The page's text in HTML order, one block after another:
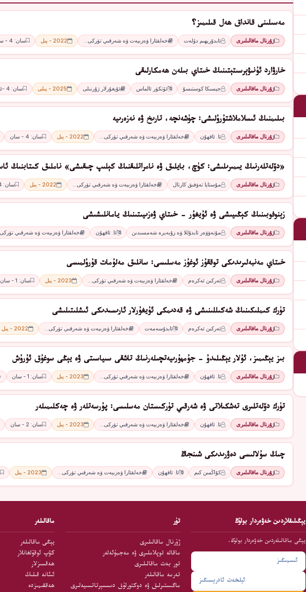
مەسىلىنى قانداق ھەل قىلىمىز؟
ژۇرنال ماقالىلىرى ئابدۇرېھىم دۆلەت خەلقئارا ۋەزىيەت ۋە شەرقىي تۈركى… 2022 - يىل سان: 4 - سان
ﺧﺎﺭﯞﺍﺭﺩ ﺋﯘﻧﯩﯟﯦﺮﺳﯩﺘﯧﺘﯩﻨﯩﯔ ﺧﯩﺘﺎﻱ ﺑﯩﻠﻪﻥ ھەمكارلىقى
ژۇرنال ماقالىلىرى ﺟﯧﺴﯩﻜﺎ ﻛﻮﺳﺘﯩﺴﯘ ﺋﯚﺗﻜﯜﺭ ﺋﺎﻟﻤﺎﺱ ئۇيغۇرلار ژۇرنىلى 2025 - يىلى سان: 4 -ئاي
بىلىمنىڭ ئىسلاملاشتۇرۇلىشى: چۈشەنچە، تارىخ ۋە نەزەرىيە
ژۇرنال ماقالىلىرى ئا. ئاقھۇن خەلقئارا ۋەزىيەت ۋە شەرقىي تۈركى… 2022 - يىل سان: 4 - سان
«دۆلەتلەرنىڭ يىمىرىلىشى: كۈچ، بايلىق ۋە نامراتلىقنىڭ كېلىپ چىقىشى» ناملىق كىتابنىڭ
ژۇرنال ماقالىلىرى مۇستاپا تەۋفىق كارتال خەلقئارا ۋەزىيەت ۋە شەرقىي تۈركى… 2022 - يىل سان: 4 - سان
زېنوفوبىنىڭ كېڭىيىشى ۋە ئۇيغۇر - خىتاي ۋەزىيىتىنىڭ يامانلىشىشى
ژۇرنال ماقالىلىرى مۇنەۋۋەر ئابدۇللا ۋە زۇبەيرە شەمسىدىن ئا. ئاقھۇن خەلقئارا ۋەزىيەت ۋە شەرقىي
خىتاي مەنبەلىرىدىكى توققۇز ئوغۇز مەسلىسى: سانلىق مەلۇمات قۇرۇلمىسى
ژۇرنال ماقالىلىرى ئەركىن ئەكرەم خەلقئارا ۋەزىيەت ۋە شەرقىي تۈركى… 2023 - يىل سان: 1 - سان
تۈرك كىملىكىنىڭ شەكىللىنىشى ۋە قەدىمكى ئۇيغۇرلار ئارىسىدىكى ئىشلىتىلىشى
ژۇرنال ماقالىلىرى ئەركىن ئەكرەم ئابدۇسەمەت خەلقئارا ۋەزىيەت ۋە شەرقىي تۈركى… 2022 - يىل
بىز يېڭىمىز، ئۇلار يېڭىلىدۇ - جۇمھۇرىيەتچىلەرنىڭ تاشقى سىياسىتى ۋە يېڭى سوغۇق ئۇرۇش
ژۇرنال ماقالىلىرى ئا. ئاقھۇن خەلقئارا ۋەزىيەت ۋە شەرقىي تۈركى… 2023 - يىل سان: 1 - سان
تۈرك دۆلەتلىرى تەشكىلاتى ۋە شەرقىي تۈركىستان مەسلىسى: پۇرسەتلەر ۋە چەكلىمىلەر
ژۇرنال ماقالىلىرى ئا. ئاقھۇن خەلقئارا ۋەزىيەت ۋە شەرقىي تۈركى… 2023 - يىل سان: 2 - سان
چىڭ سۇلالىسى دەۋرىدىكى شىنجاڭ
ژۇرنال ماقالىلىرى كۇاڭمىن كىم ئا. ئاقھۇن خەلقئارا ۋەزىيەت ۋە شەرقىي تۈركى… 2023 - يىل
يېڭىلىقلاردىن خەۋەردار بولۇڭ
يېڭى ماقالىلەردىن خەۋەردار بولۇڭ.
تۈر
ژۇرنال ماقالىلىرى
ماقالە توپلاملىرى ۋە مەجمۇئەلەر
تور بەت ماقالىلىرى
تەرمە ماقالىلەر
ماگىستىرلىق ۋە دوكتورلۇق دىسسېرتاتسىيەلىرى
ماقالىلەر
يېڭى ماقالىلەر
كۆپ ئوقۇلغانلار
ھەقسىزلار
ئىئانە قىلىڭ
ھەققىمىزدە